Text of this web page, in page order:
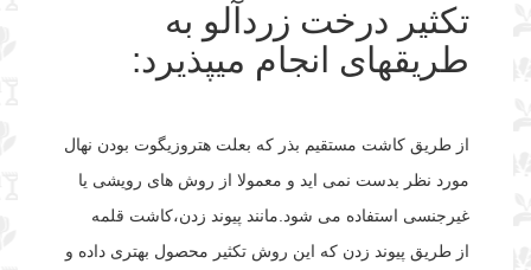
تکثیر درخت زردآلو به
طریقهای انجام میپذیرد:
از طریق کاشت مستقیم بذر که بعلت هتروزیگوت بودن نهال
مورد نظر بدست نمی اید و معمولا از روش های رویشی یا
غیرجنسی استفاده می شود.مانند پیوند زدن،کاشت قلمه
از طریق پیوند زدن که این روش تکثیر محصول بهتری داده و